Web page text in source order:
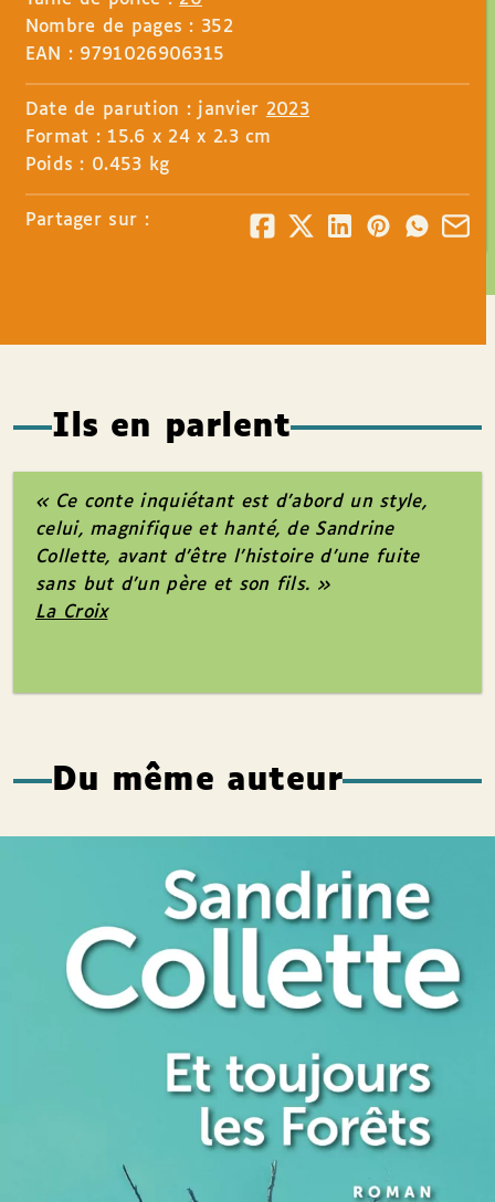
Nombre de pages : 352
EAN : 9791026906315
Date de parution : janvier 2023
Format : 15.6 x 24 x 2.3 cm
Poids : 0.453 kg
Partager sur :
Ils en parlent
« Ce conte inquiétant est d’abord un style,
celui, magnifique et hanté, de Sandrine
Collette, avant d’être l’histoire d’une fuite
sans but d’un père et son fils. »
La Croix
Du même auteur
Et toujours les Forêts